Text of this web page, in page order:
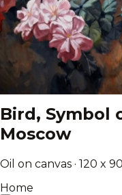
Bird, Symbol
Moscow
Oil on canvas · 120 x
Home